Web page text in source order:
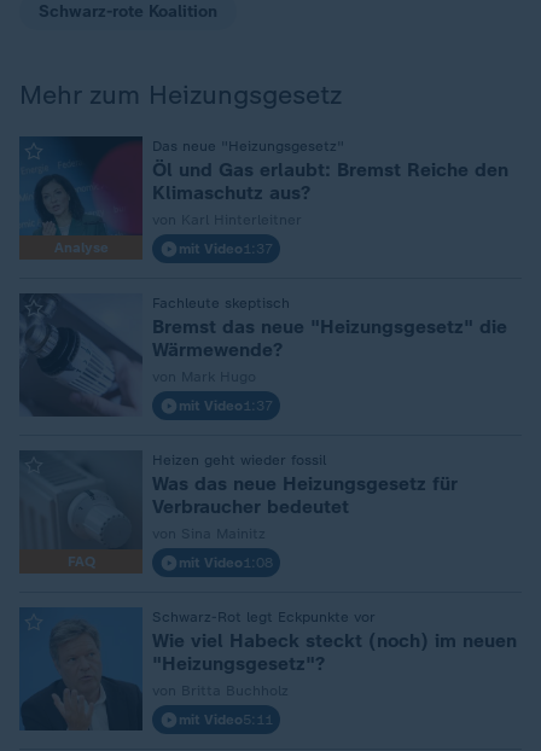
Schwarz-rote Koalition
Mehr zum Heizungsgesetz
Analyse
Das neue "Heizungsgesetz"
Öl und Gas erlaubt: Bremst Reiche den
Klimaschutz aus?
mit Video 1:37
Fachleute skeptisch
Bremst das neue "Heizungsgesetz" die
Wärmewende?
mit Video 1:37
FAQ
Heizen geht wieder fossil
Was das neue Heizungsgesetz für
Verbraucher bedeutet
mit Video 1:08
Schwarz-Rot legt Eckpunkte vor
Wie viel Habeck steckt (noch) im neuen
"Heizungsgesetz"?
mit Video5:11